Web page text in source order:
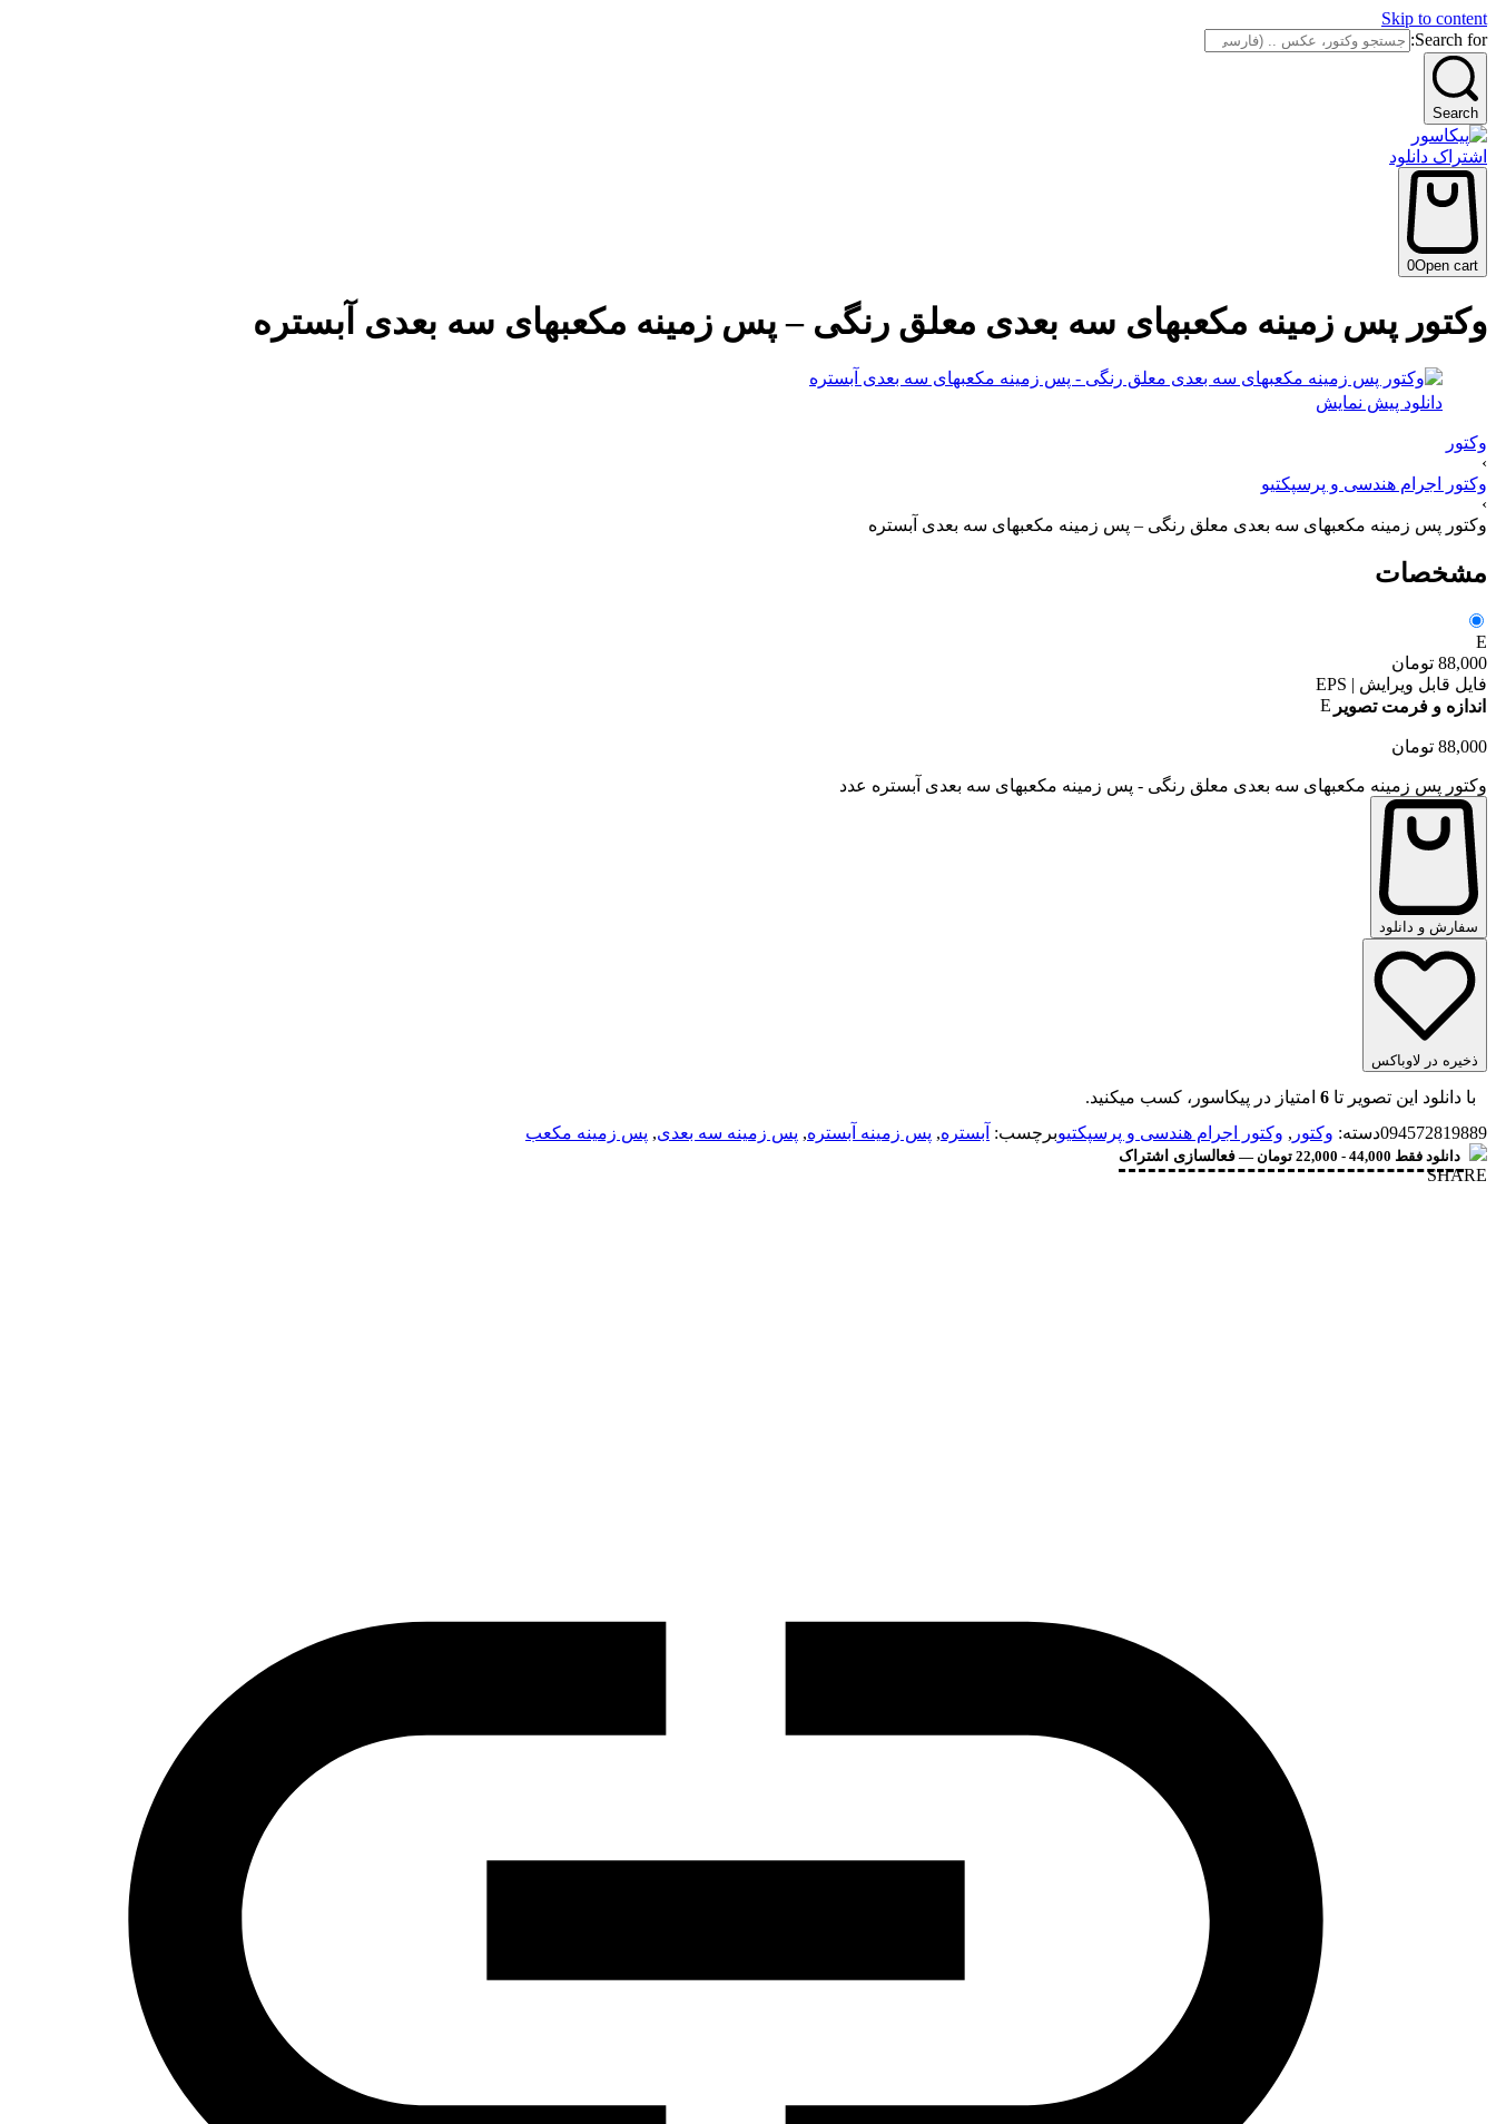
Skip to content
Search for:
Search
اشتراک دانلود
0Open cart
وکتور پس زمینه مکعبهای سه بعدی معلق رنگی – پس زمینه مکعبهای سه بعدی آبستره
دانلود پیش نمایش
وکتور
›
وکتور اجرام هندسی و پرسپکتیو
›
وکتور پس زمینه مکعبهای سه بعدی معلق رنگی – پس زمینه مکعبهای سه بعدی آبستره
مشخصات
E
88,000 تومان
فایل قابل ویرایش | EPS
اندازه و فرمت تصویر E
88,000 تومان
وکتور پس زمینه مکعبهای سه بعدی معلق رنگی - پس زمینه مکعبهای سه بعدی آبستره عدد
سفارش و دانلود
ذخیره در لاوباکس
با دانلود این تصویر تا 6 امتیاز در پیکاسور، کسب میکنید.
094572819889دسته: وکتور , وکتور اجرام هندسی و پرسپکتیوبرچسب: آبستره, پس زمینه آبستره, پس زمینه سه بعدی, پس زمینه مکعب
دانلود فقط 44,000 - 22,000 تومان — فعالسازی اشتراک
SHARE